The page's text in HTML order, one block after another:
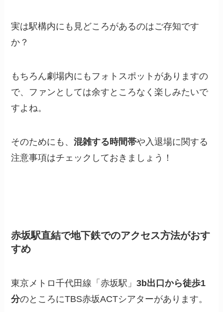
実は駅構内にも見どころがあるのはご存知です
か？
もちろん劇場内にもフォトスポットがありますの
で、ファンとしては余すところなく楽しみたいで
すよね。
そのためにも、混雑する時間帯や入退場に関する
注意事項はチェックしておきましょう！
赤坂駅直結で地下鉄でのアクセス方法がおす
すめ
東京メトロ千代田線「赤坂駅」3b出口から徒歩1
分のところにTBS赤坂ACTシアターがあります。